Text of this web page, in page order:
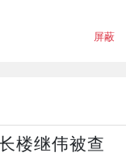
屏蔽
楼继伟被查